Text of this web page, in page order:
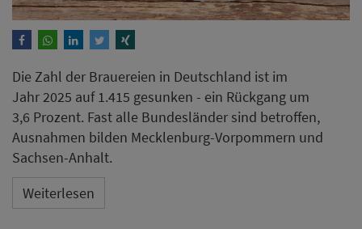
Die Zahl der Brauereien in Deutschland ist im
Jahr 2025 auf 1.415 gesunken - ein Rückgang um
3,6 Prozent. Fast alle Bundesländer sind betroffen,
Ausnahmen bilden Mecklenburg-Vorpommern und
Sachsen-Anhalt.
Weiterlesen